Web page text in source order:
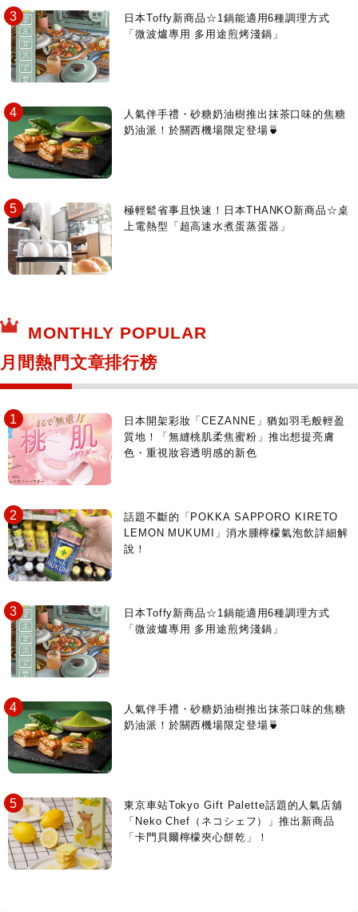
日本Toffy新商品☆1鍋能適用6種調理方式
「微波爐專用 多用途煎烤淺鍋」
人氣伴手禮・砂糖奶油樹推出抹茶口味的焦糖
奶油派！於關西機場限定登場🍵
極輕鬆省事且快速！日本THANKO新商品☆桌
上電熱型「超高速水煮蛋蒸蛋器」
MONTHLY POPULAR
月間熱門文章排行榜
日本開架彩妝「CEZANNE」猶如羽毛般輕盈
質地！「無縫桃肌柔焦蜜粉」推出想提亮膚
色・重視妝容透明感的新色
話題不斷的「POKKA SAPPORO KIRETO
LEMON MUKUMI」消水腫檸檬氣泡飲詳細解
說！
日本Toffy新商品☆1鍋能適用6種調理方式
「微波爐專用 多用途煎烤淺鍋」
人氣伴手禮・砂糖奶油樹推出抹茶口味的焦糖
奶油派！於關西機場限定登場🍵
東京車站Tokyo Gift Palette話題的人氣店舖
「Neko Chef（ネコシェフ）」推出新商品
「卡門貝爾檸檬夾心餅乾」！